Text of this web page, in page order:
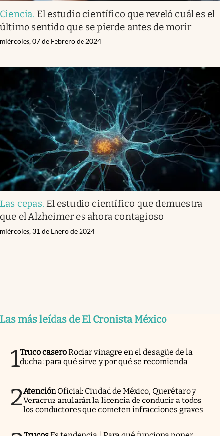
Ciencia. El estudio científico que reveló cuál es el
último sentido que se pierde antes de morir
miércoles, 07 de Febrero de 2024
Las cepas. El estudio científico que demuestra
que el Alzheimer es ahora contagioso
miércoles, 31 de Enero de 2024
Las más leídas de El Cronista México
1Truco caseroRociar vinagre en el desagüe de la
ducha: para qué sirve y por qué se recomienda
2AtenciónOficial: Ciudad de México, Querétaro y
Veracruz anularán la licencia de conducir a todos
los conductores que cometen infracciones graves